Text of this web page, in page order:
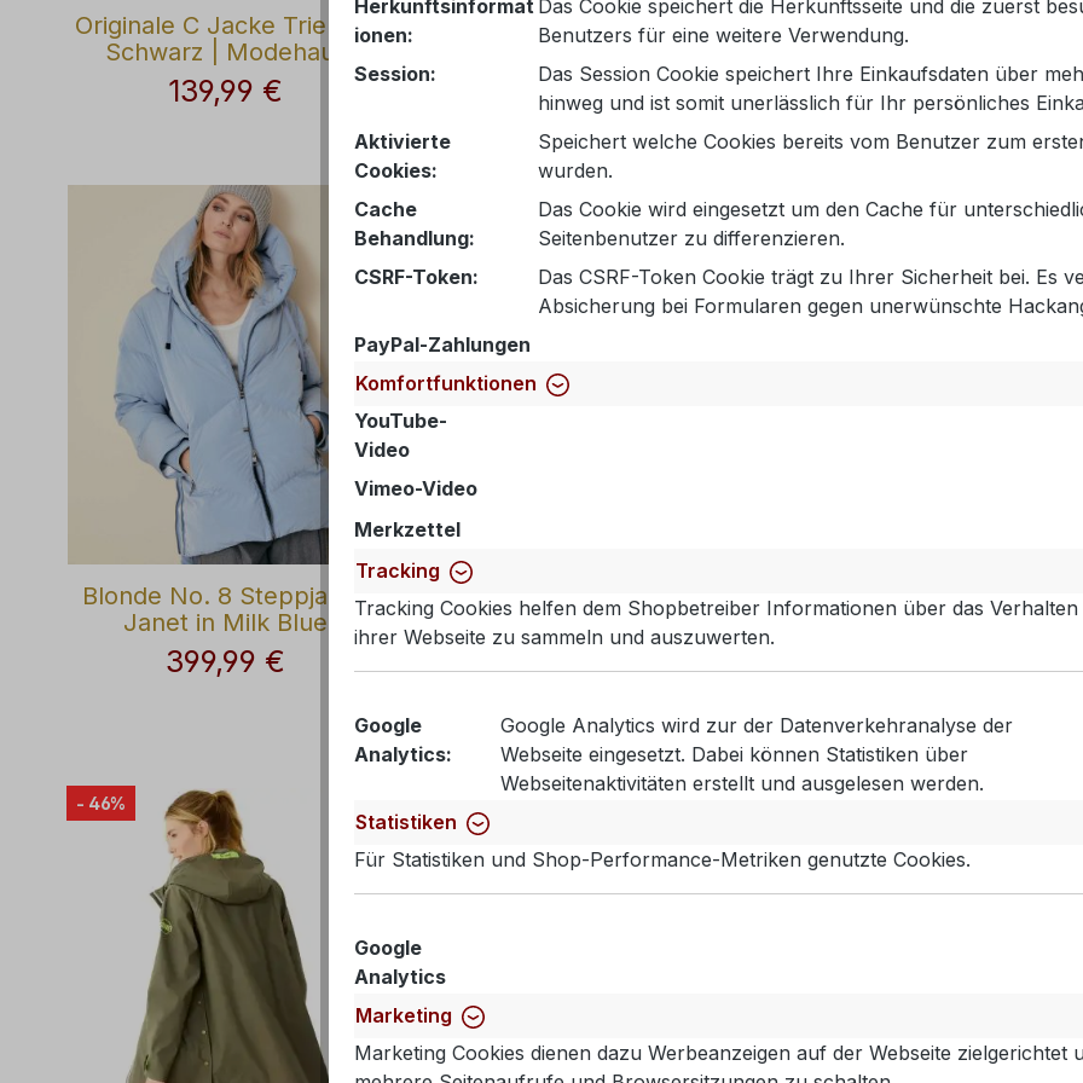
Originale C Jacke Trient in
Schwarz | Modehaus
Wörmann
Regulärer Preis:
139,99 €
Blonde No. 8 Wendejacke
Moore in Dark Taupe
Regulärer Preis:
399,99 €
Blonde No. 8 Parka
in Sand mit
Innenfutter
Regulärer
499,99 €
Blonde No. 8 Steppjacke
Janet in Milk Blue
Regulärer Preis:
399,99 €
Blonde No. 8 Steppweste
Katja in Flash Orange mit
Flechtoptik
299,99 €
- 50%
Frieda & Freddies
Stepp-Jacke –
99,99 €
- 46%
Herkunftsinformat
ionen:
Das Cookie speichert die Herkunftsseite und die zuerst
Benutzers für eine weitere Verwendung.
Session:
Das Session Cookie speichert Ihre Einkaufsdaten über
hinweg und ist somit unerlässlich für Ihr persönliches
Aktivierte
Cookies:
Speichert welche Cookies bereits vom Benutzer zum
wurden.
Cache
Behandlung:
Das Cookie wird eingesetzt um den Cache für
Seitenbenutzer zu differenzieren.
CSRF-Token:
Das CSRF-Token Cookie trägt zu Ihrer Sicherheit bei. Es
Absicherung bei Formularen gegen unerwünschte
PayPal-Zahlungen
Komfortfunktionen
YouTube-
Video
Vimeo-Video
Merkzettel
Tracking
Tracking Cookies helfen dem Shopbetreiber Informationen über das
ihrer Webseite zu sammeln und auszuwerten.
Google
Analytics:
Google Analytics wird zur der Datenverkehranalyse der
Webseite eingesetzt. Dabei können Statistiken über
Webseitenaktivitäten erstellt und ausgelesen werden.
Statistiken
Für Statistiken und Shop-Performance-Metriken genutzte Cookies.
Google
Analytics
Marketing
Marketing Cookies dienen dazu Werbeanzeigen auf der Webseite zielgerichtet